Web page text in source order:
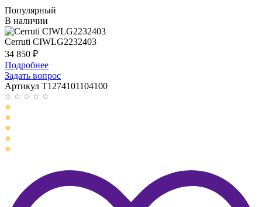
Популярный
В наличии
Cerruti CIWLG2232403
34 850 ₽
Подробнее
Задать вопрос
Артикул T1274101104100